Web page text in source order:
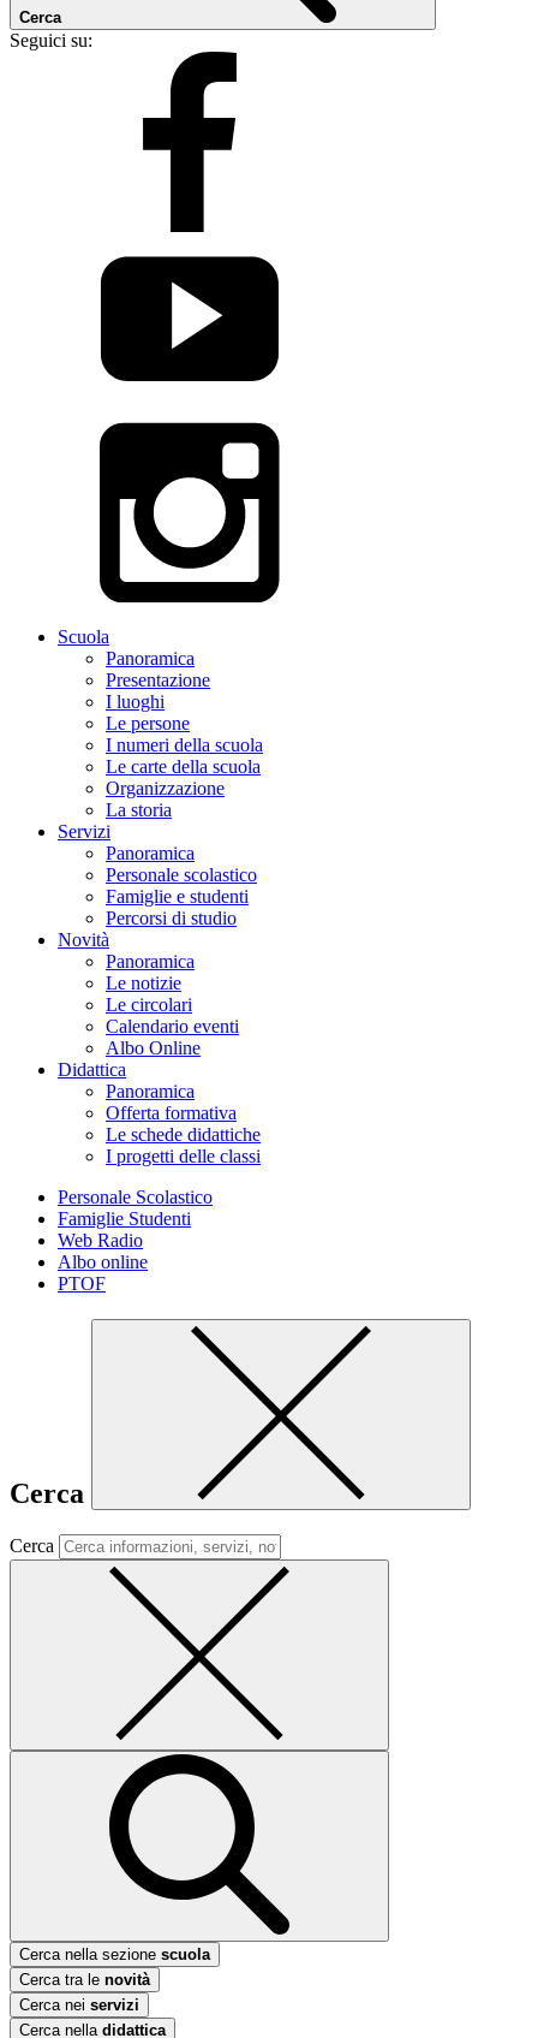
Cerca
Seguici su:
Scuola
Panoramica
Presentazione
I luoghi
Le persone
I numeri della scuola
Le carte della scuola
Organizzazione
La storia
Servizi
Panoramica
Personale scolastico
Famiglie e studenti
Percorsi di studio
Novità
Panoramica
Le notizie
Le circolari
Calendario eventi
Albo Online
Didattica
Panoramica
Offerta formativa
Le schede didattiche
I progetti delle classi
Personale Scolastico
Famiglie Studenti
Web Radio
Albo online
PTOF
Cerca
Cerca
Cerca nella sezione scuola
Cerca tra le novità
Cerca nei servizi
Cerca nella didattica